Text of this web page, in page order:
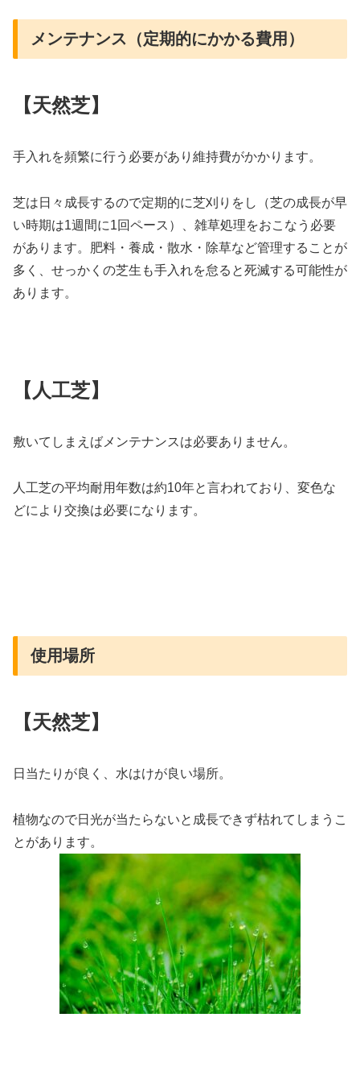
メンテナンス（定期的にかかる費用）
【天然芝】
手入れを頻繁に行う必要があり維持費がかかります。
芝は日々成長するので定期的に芝刈りをし（芝の成長が早
い時期は1週間に1回ペース）、雑草処理をおこなう必要
があります。肥料・養成・散水・除草など管理することが
多く、せっかくの芝生も手入れを怠ると死滅する可能性が
あります。
【人工芝】
敷いてしまえばメンテナンスは必要ありません。
人工芝の平均耐用年数は約10年と言われており、変色な
どにより交換は必要になります。
使用場所
【天然芝】
日当たりが良く、水はけが良い場所。
植物なので日光が当たらないと成長できず枯れてしまうこ
とがあります。